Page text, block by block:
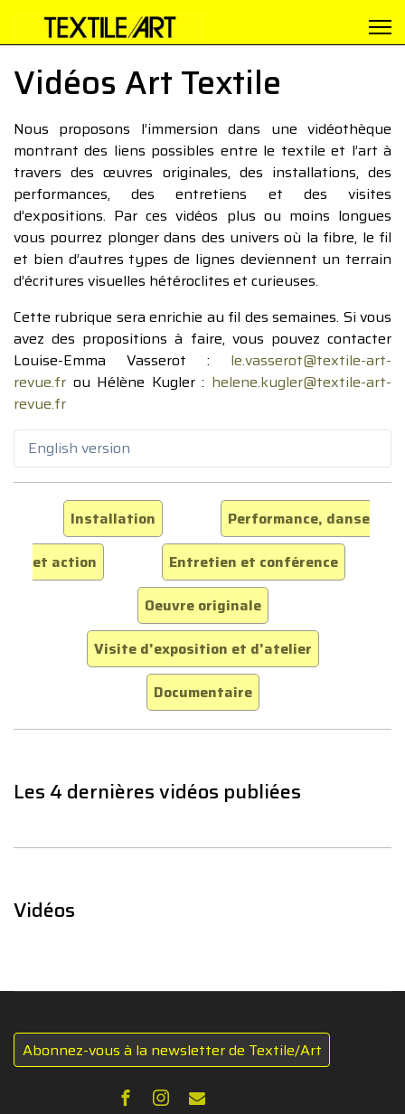
Vidéos Art Textile
Nous proposons l’immersion dans une vidéothèque
montrant des liens possibles entre le textile et l’art à
travers des œuvres originales, des installations, des
performances, des entretiens et des visites
d’expositions. Par ces vidéos plus ou moins longues
vous pourrez plonger dans des univers où la fibre, le fil
et bien d’autres types de lignes deviennent un terrain
d’écritures visuelles hétéroclites et curieuses.
Cette rubrique sera enrichie au fil des semaines. Si vous
avez des propositions à faire, vous pouvez contacter
Louise-Emma Vasserot : le.vasserot@textile-art-
revue.fr ou Hélène Kugler : helene.kugler@textile-art-
revue.fr
English version
Installation
Performance, danse
et action
Entretien et conférence
Oeuvre originale
Visite d'exposition et d'atelier
Documentaire
Les 4 dernières vidéos publiées
Vidéos
Abonnez-vous à la newsletter de Textile/Art